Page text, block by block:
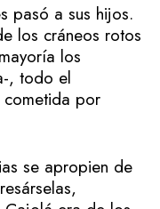
pasó a sus hijos.
los cráneos rotos
los
, todo el
por
se apropien de